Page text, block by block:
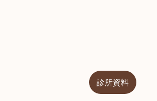
診所資料